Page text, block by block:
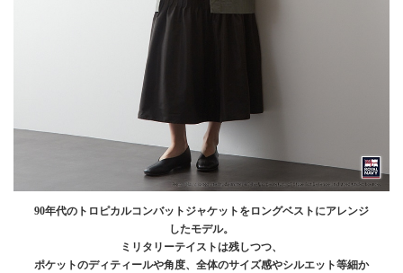
90年代のトロピカルコンバットジャケットをロングベストにアレンジ
したモデル。
ミリタリーテイストは残しつつ、
ポケットのディティールや角度、全体のサイズ感やシルエット等細か